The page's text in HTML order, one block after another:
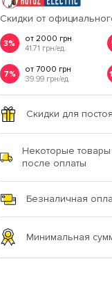
Скидки от
3% от 2000 грн
41.71 грн/ед.
7% от 7000 грн
39.99 грн/ед.
Скидки для
Некоторые товары
после оплаты
Безналичная
Минимальная